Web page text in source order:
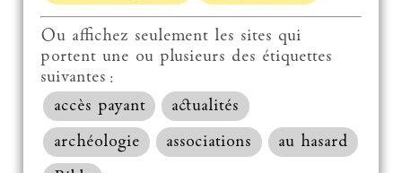
Ou affichez seulement les sites qui
portent une ou plusieurs des étiquettes
suivantes :
accès payant
actualités
archéologie
associations
au hasard